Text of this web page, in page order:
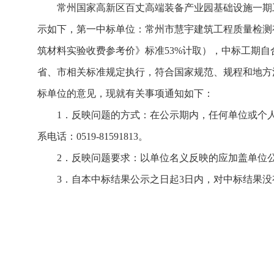
常州国家高新区百丈高端装备产业园基础设施一
示如下，第一中标单位：常州市慧宇建筑工程质量检
筑材料实验收费参考价》标准53%计取），中标工期
省、市相关标准规定执行，符合国家规范、规程和地
标单位的意见，现就有关事项通知如下：
1．反映问题的方式：在公示期内，任何单位或
系电话：0519-81591813。
2．反映问题要求：以单位名义反映的应加盖单
3．自本中标结果公示之日起3日内，对中标结果